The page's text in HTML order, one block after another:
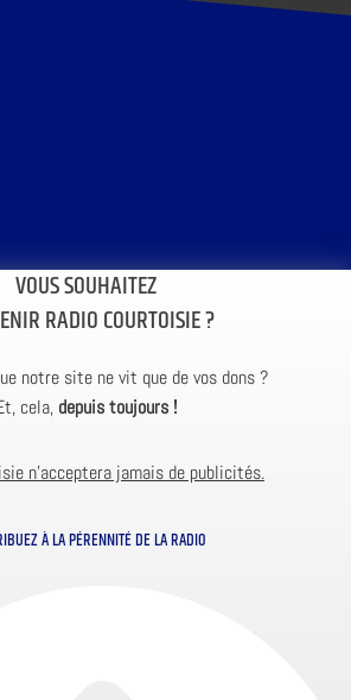
VOUS SOUHAITEZ
RADIO COURTOISIE ?
notre site ne vit que de vos dons ?
cela, depuis toujours !
n’acceptera jamais de publicités.
À LA PÉRENNITÉ DE LA RADIO